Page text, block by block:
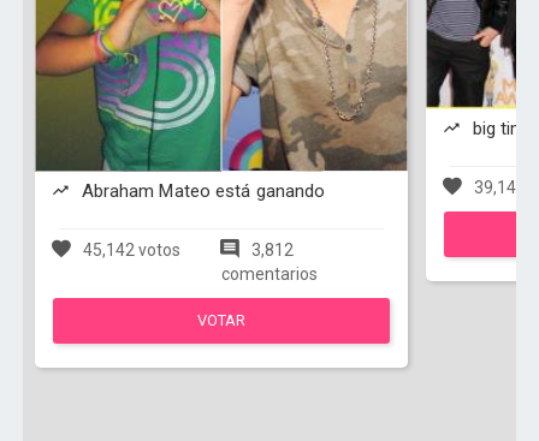
Abraham Mateo está ganando
45,142 votos
3,812
comentarios
VOTAR
big
39,149